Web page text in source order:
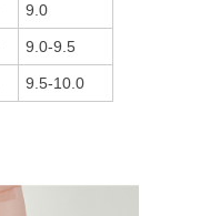
9.0
9.0-9.5
9.5-10.0